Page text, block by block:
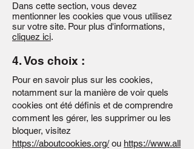
Dans cette section, vous devez
mentionner les cookies que vous utilisez
sur votre site. Pour plus d'informations,
cliquez ici.
4. Vos choix :
Pour en savoir plus sur les cookies,
notamment sur la manière de voir quels
cookies ont été définis et de comprendre
comment les gérer, les supprimer ou les
bloquer, visitez
https://aboutcookies.org/ ou https://www.all